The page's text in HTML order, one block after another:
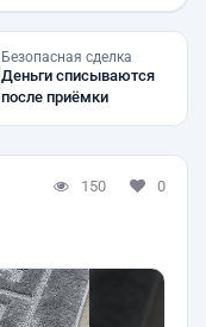
Безопасная сделка
Деньги списываются
после приёмки
150 0